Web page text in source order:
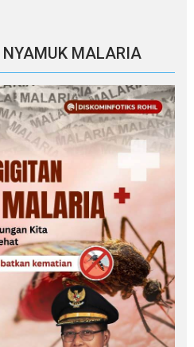
MALARIA